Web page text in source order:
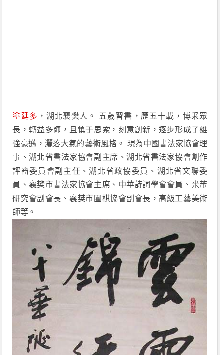
塗廷多 ，湖北襄樊人。 五歲習書，歷五十載，博采眾
長，轉益多師，且慎于思索，刻意創新，逐步形成了雄
強豪邁，灑落大氣的藝術風格。 現為中國書法家協會理
事、湖北省書法家協會副主席、湖北省書法家協會創作
評審委員會副主任、湖北省政協委員、湖北省文聯委
員、襄樊市書法家協會主席、中華詩詞學會會員、米芾
研究會副會長、襄樊市圍棋協會副會長，高級工藝美術
師等。